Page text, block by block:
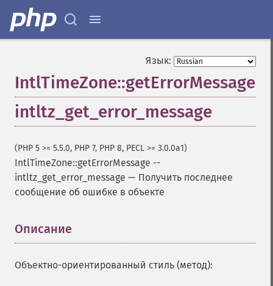
Язык:
IntlTimeZone::getErrorMessage
intltz_get_error_message
(PHP 5 >= 5.5.0, PHP 7, PHP 8, PECL >= 3.0.0a1)
IntlTimeZone::getErrorMessage --
intltz_get_error_message — Получить последнее
сообщение об ошибке в объекте
Описание
Объектно-ориентированный стиль (метод):